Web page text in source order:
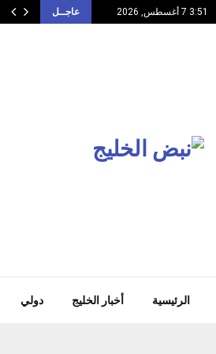
3:51 7 أغسطس, 2026 عاجــل
الرئيسية أخبار الخليج دولي